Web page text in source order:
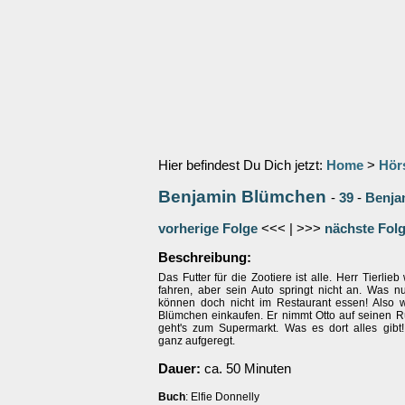
Hier befindest Du Dich jetzt: Home >
Benjamin Blümchen - 39 -
vorherige Folge <<< | >>> nächste
Beschreibung:
Das Futter für die Zootiere ist alle. Herr Tierlieb
fahren, aber sein Auto springt nicht an. Was
können doch nicht im Restaurant essen! Also
Blümchen einkaufen. Er nimmt Otto auf seinen
geht's zum Supermarkt. Was es dort alles
ganz aufgeregt.
Dauer: ca. 50 Minuten
Buch: Elfie Donnelly